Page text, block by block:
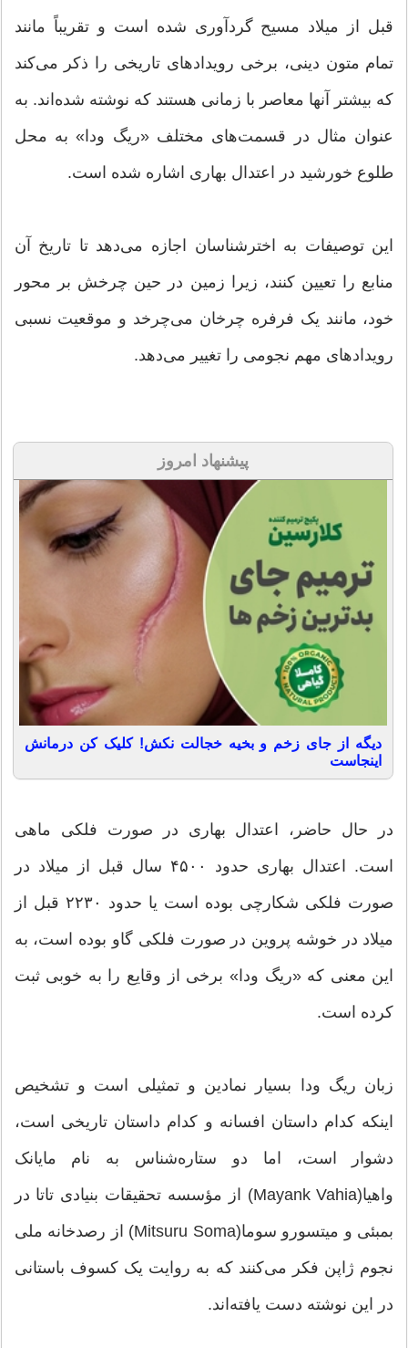
قبل از میلاد مسیح گردآوری شده است و تقریباً مانند
تمام متون دینی، برخی رویدادهای تاریخی را ذکر می‌کند
که بیشتر آنها معاصر با زمانی هستند که نوشته شده‌اند. به
عنوان مثال در قسمت‌های مختلف «ریگ ودا» به محل
طلوع خورشید در اعتدال بهاری اشاره شده است.
این توصیفات به اخترشناسان اجازه می‌دهد تا تاریخ آن
منابع را تعیین کنند، زیرا زمین در حین چرخش بر محور
خود، مانند یک فرفره چرخان می‌چرخد ​​و موقعیت نسبی
رویدادهای مهم نجومی را تغییر می‌دهد.
پیشنهاد امروز
دیگه از جای زخم و بخیه خجالت نکش! کلیک کن درمانش
اینجاست
در حال حاضر، اعتدال بهاری در صورت فلکی ماهی
است. اعتدال بهاری حدود ۴۵۰۰ سال قبل از میلاد در
صورت فلکی شکارچی بوده است یا حدود ۲۲۳۰ قبل از
میلاد در خوشه پروین در صورت فلکی گاو بوده است، به
این معنی که «ریگ ودا» برخی از وقایع را به خوبی ثبت
کرده است.
زبان ریگ ودا بسیار نمادین و تمثیلی است و تشخیص
اینکه کدام داستان افسانه و کدام داستان تاریخی است،
دشوار است، اما دو ستاره‌شناس به نام مایانک
واهیا(Mayank Vahia) از مؤسسه تحقیقات بنیادی تاتا در
بمبئی و میتسورو سوما(Mitsuru Soma) از رصدخانه ملی
نجوم ژاپن فکر می‌کنند که به روایت یک کسوف باستانی
در این نوشته دست یافته‌اند.